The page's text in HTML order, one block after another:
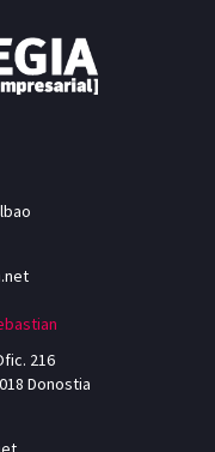
216
Donostia